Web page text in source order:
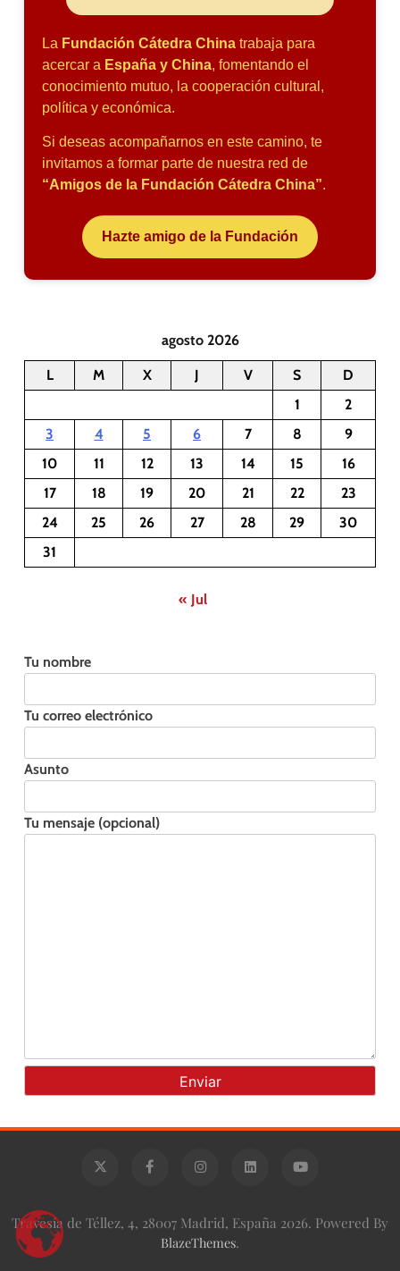
La Fundación Cátedra China trabaja para
acercar a España y China, fomentando el
conocimiento mutuo, la cooperación cultural,
política y económica.
Si deseas acompañarnos en este camino, te
invitamos a formar parte de nuestra red de
“Amigos de la Fundación Cátedra China”.
Hazte amigo de la Fundación
agosto 2026
L M X J V S
D
1
2
3
4 5 6 7 8
9
10
11 12 13 14 15
16
17
18 19 20 21 22
23
24
25 26 27 28 29
30
31
« Jul
Tu nombre
Tu correo electrónico
Asunto
Tu mensaje (opcional)
Travesía de Téllez, 4, 28007 Madrid, España 2026. Powered By
BlazeThemes.